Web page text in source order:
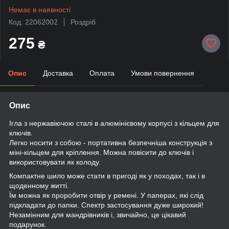
Немає в наявності
Код: 22062002
Роздріб
275 ₴
Опис Доставка Оплата Умови повернення
Опис
Ігла з нержавіючою сталі в алюмінієвому корпусі з кільцем для
ключів.
Легко носити з собою - портативна безпечніша конструкція з
міні-кільцем для кріплення. Можна повісити до ключів і
використовувати як колоду.
Компактне шило може стати в пригоді як у походах, так і в
щоденному житті.
Їм можна як проробити отвір у ремені. У паперах, які слід
підкладати до папки. Спектр застосування дуже широкий!
Незамінним для мандрівників і, звичайно, це цікавий
подарунок.